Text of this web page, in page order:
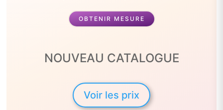
OBTENIR MESURE
NOUVEAU CATALOGUE
Voir les prix